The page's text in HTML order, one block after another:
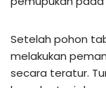
Setelah pohon
melakukan
secara teratur.